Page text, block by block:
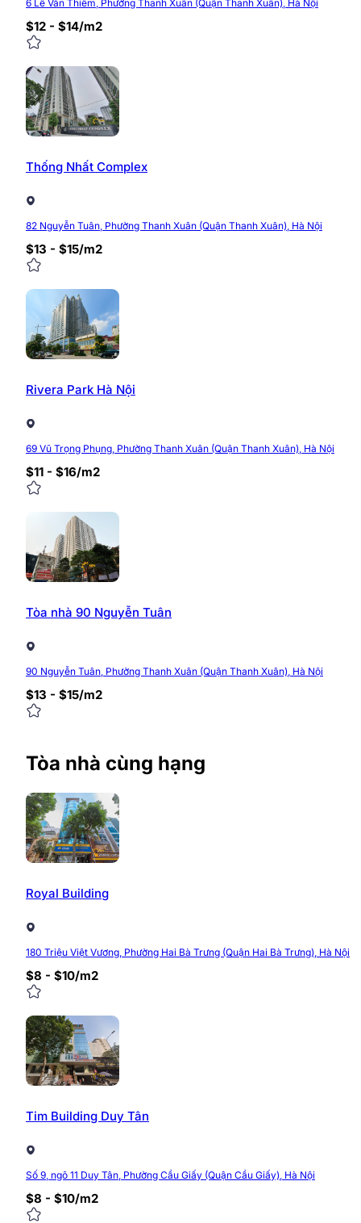
0/5 (0 Reviews)
6 Lê Văn Thiêm, Phường Thanh Xuân (Quận Thanh Xuân), Hà Nội
$12 - $14/m2
Thống Nhất Complex
82 Nguyễn Tuân, Phường Thanh Xuân (Quận Thanh Xuân), Hà Nội
$13 - $15/m2
Rivera Park Hà Nội
69 Vũ Trọng Phụng, Phường Thanh Xuân (Quận Thanh Xuân), Hà Nội
$11 - $16/m2
Tòa nhà 90 Nguyễn Tuân
90 Nguyễn Tuân, Phường Thanh Xuân (Quận Thanh Xuân), Hà Nội
$13 - $15/m2
Tòa nhà cùng hạng
Royal Building
180 Triệu Việt Vương, Phường Hai Bà Trưng (Quận Hai Bà Trưng), Hà Nội
$8 - $10/m2
Tim Building Duy Tân
Số 9, ngõ 11 Duy Tân, Phường Cầu Giấy (Quận Cầu Giấy), Hà Nội
$8 - $10/m2